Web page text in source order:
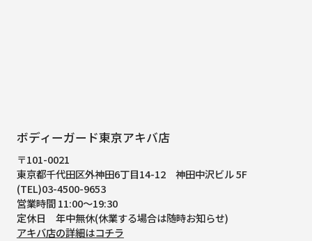
ボディーガード東京アキバ店
〒101-0021
東京都千代田区外神田6丁目14-12 神田中沢ビル 5F
(TEL)03-4500-9653
営業時間 11:00～19:30
定休日 年中無休(休業する場合は随時お知らせ)
アキバ店の詳細はコチラ